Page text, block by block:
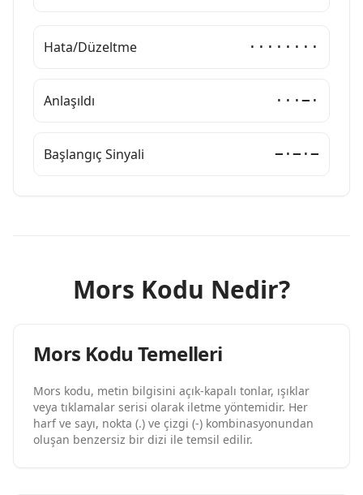
Hata/Düzeltme ········
Anlaşıldı ···−·
Başlangıç Sinyali −·−·−
Mors Kodu Nedir?
Mors Kodu Temelleri
Mors kodu, metin bilgisini açık-kapalı tonlar, ışıklar
veya tıklamalar serisi olarak iletme yöntemidir. Her
harf ve sayı, nokta (.) ve çizgi (-) kombinasyonundan
oluşan benzersiz bir dizi ile temsil edilir.